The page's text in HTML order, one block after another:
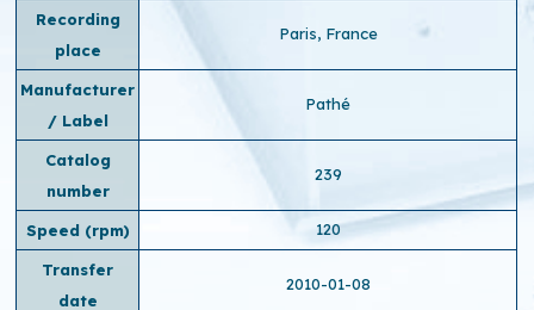
Recording
place
Paris, France
Manufacturer
/ Label
Pathé
Catalog
number
239
Speed ​​(rpm) 120
Transfer
date
2010-01-08